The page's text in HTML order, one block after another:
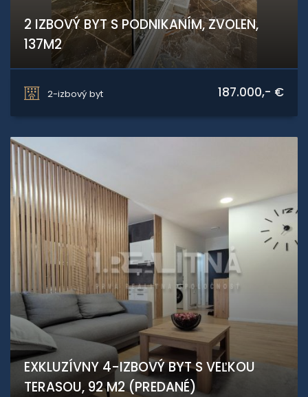
2 IZBOVÝ BYT S PODNIKANÍM, ZVOLEN,
137M2
2-izbový byt
187.000,- €
EXKLUZÍVNY 4-IZBOVÝ BYT S VEĽKOU
TERASOU, 92 M2 (PREDANÉ)